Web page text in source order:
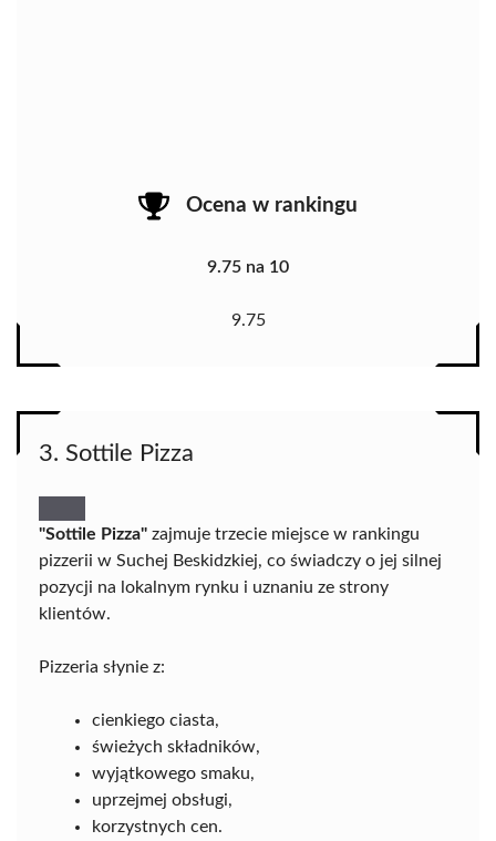
Ocena w rankingu
9.75 na 10
9.75
3. Sottile Pizza
"Sottile Pizza" zajmuje trzecie miejsce w rankingu
pizzerii w Suchej Beskidzkiej, co świadczy o jej silnej
pozycji na lokalnym rynku i uznaniu ze strony
klientów.
Pizzeria słynie z:
cienkiego ciasta,
świeżych składników,
wyjątkowego smaku,
uprzejmej obsługi,
korzystnych cen.